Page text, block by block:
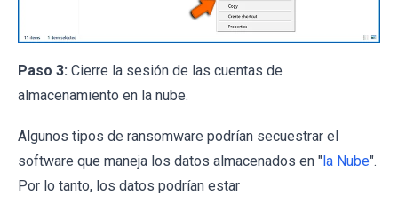
Paso 3: Cierre la sesión de las cuentas de
almacenamiento en la nube.
Algunos tipos de ransomware podrían secuestrar el
software que maneja los datos almacenados en "la Nube".
Por lo tanto, los datos podrían estar